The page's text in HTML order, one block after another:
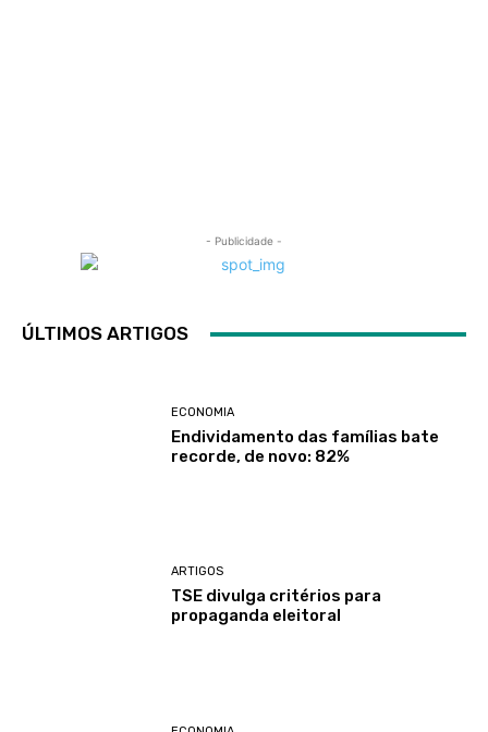
- Publicidade -
ÚLTIMOS ARTIGOS
ECONOMIA
Endividamento das famílias bate
recorde, de novo: 82%
ARTIGOS
TSE divulga critérios para
propaganda eleitoral